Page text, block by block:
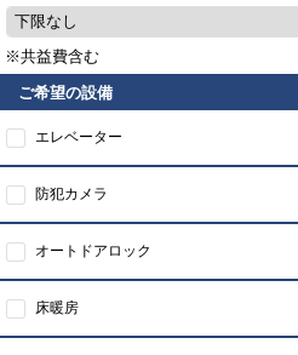
下限なし
※共益費含む
ご希望の設備
エレベーター
防犯カメラ
オートドアロック
床暖房